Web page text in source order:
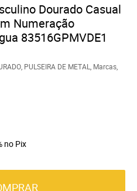
Dourado Casual
Numeração
83516GPMVDE1
PULSEIRA DE METAL Marcas
no Pix